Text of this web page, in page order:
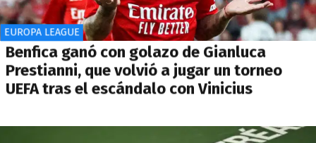
EUROPA LEAGUE
Benfica ganó con golazo de Gianluca
Prestianni, que volvió a jugar un torneo
UEFA tras el escándalo con Vinicius